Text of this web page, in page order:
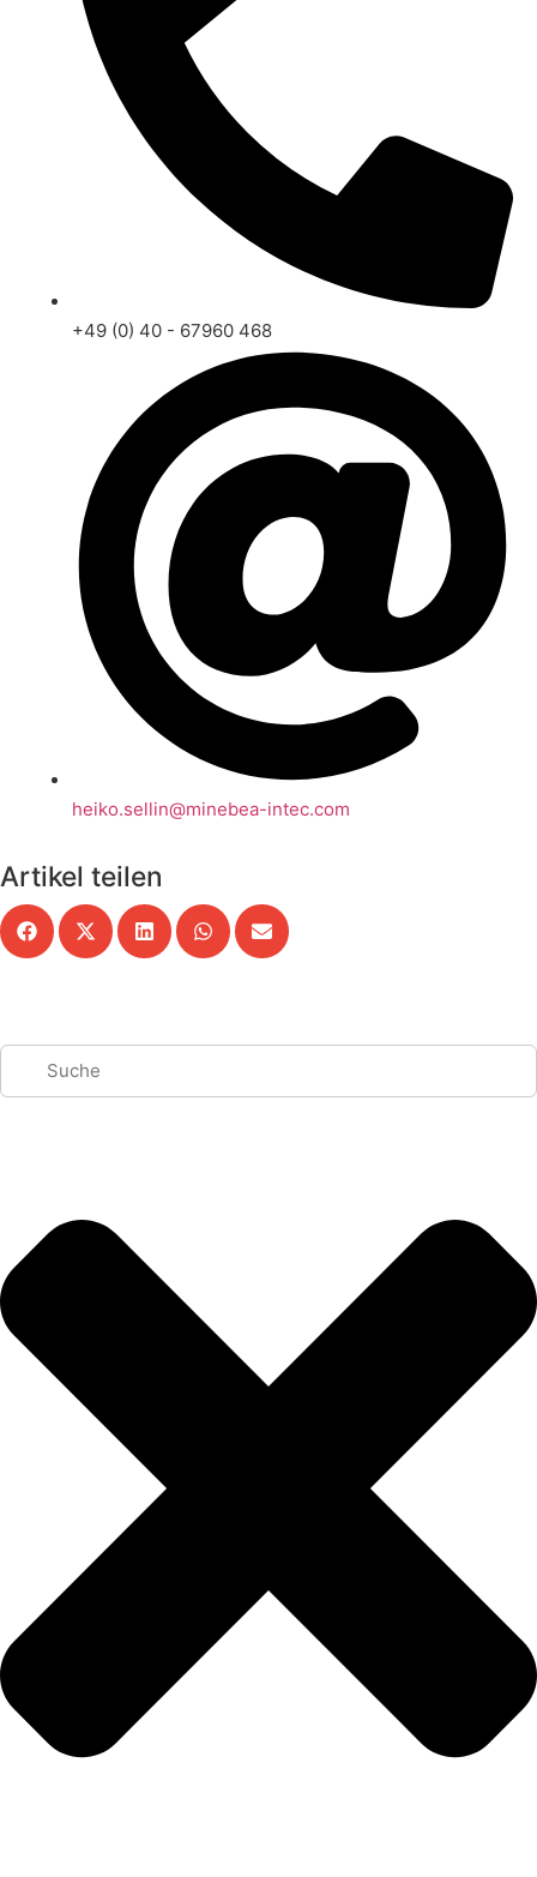
+49 (0) 40 - 67960 468
heiko.sellin@minebea-intec.com
Artikel teilen